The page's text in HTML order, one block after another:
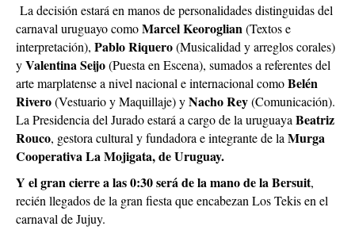
La decisión estará en manos de personalidades distinguidas del
carnaval uruguayo comoMarcel Keoroglian(Textos e
interpretación), Pablo Riquero(Musicalidad y arreglos corales)
yValentina Seijo(Puesta en Escena), sumados a referentes del
arte marplatense a nivel nacional e internacional comoBelén
Rivero(Vestuario y Maquillaje) yNacho Rey(Comunicación).
La Presidencia del Jurado estará a cargo de la uruguaya Beatriz
Rouco, gestora cultural y fundadora e integrante de la Murga
Cooperativa La Mojigata, de Uruguay.
Y el gran cierre a las 0:30 será de la mano de la Bersuit,
recién llegados de la gran fiesta que encabezan Los Tekis en el
carnaval de Jujuy.